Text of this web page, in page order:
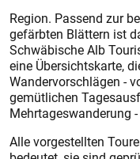
Region. Passend zur
gefärbten Blättern ist
Schwäbische Alb
eine Übersichtskarte,
Wandervorschlägen -
gemütlichen
Mehrtageswanderung
Alle vorgestellten